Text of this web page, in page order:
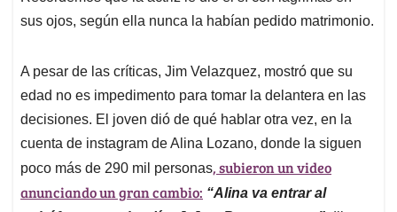
sus ojos, según ella nunca la habían pedido matrimonio.
A pesar de las críticas, Jim Velazquez, mostró que su
edad no es impedimento para tomar la delantera en las
decisiones. El joven dió de qué hablar otra vez, en la
cuenta de instagram de Alina Lozano, donde la siguen
poco más de 290 mil personas, subieron un video
anunciando un gran cambio: “Alina va entrar al